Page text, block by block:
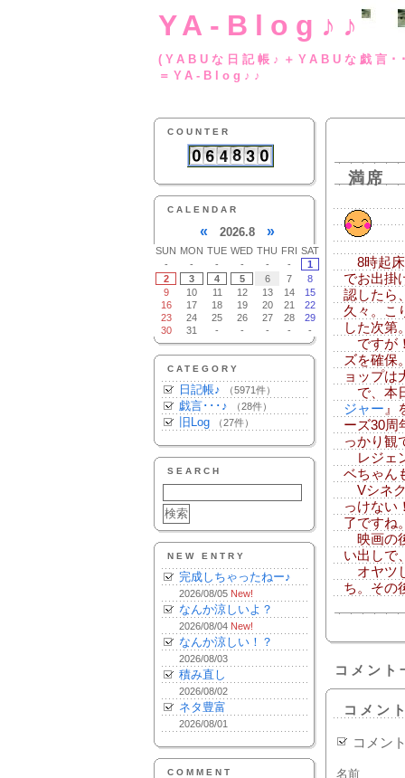
YA-Blog♪♪
(YABUな日記帳♪
＝YA-Blog♪♪
COUNTER
CALENDAR
« 2026.8 »
SUN MON TUE WED THU FRI SAT
-
- - - - -
1
2
3 4 5 6 7
8
9
10 11 12 13 14
15
16
17 18 19 20 21
22
23
24 25 26 27 28
29
30
31 - - - - -
CATEGORY
日記帳♪ （5971件）
戯言･･･♪ （28件）
旧Log （27件）
SEARCH
NEW ENTRY
完成しちゃったねー♪
2026/08/05 New!
なんか涼しいよ？
2026/08/04 New!
なんか涼しい！？
2026/08/03
積み直し
2026/08/02
ネタ豊富
2026/08/01
COMMENT
満席
8時起床
でお出掛
認したら
久々。こ
した次第
ですが
ズを確保
ョップは
で、本
ジャー 』
ーズ30周
っかり観
レジェ
ベちゃん
Vシネク
っけない
了ですね
映画の
い出しで
オヤツ
ち。その
コメント
コメン
コメン
名前